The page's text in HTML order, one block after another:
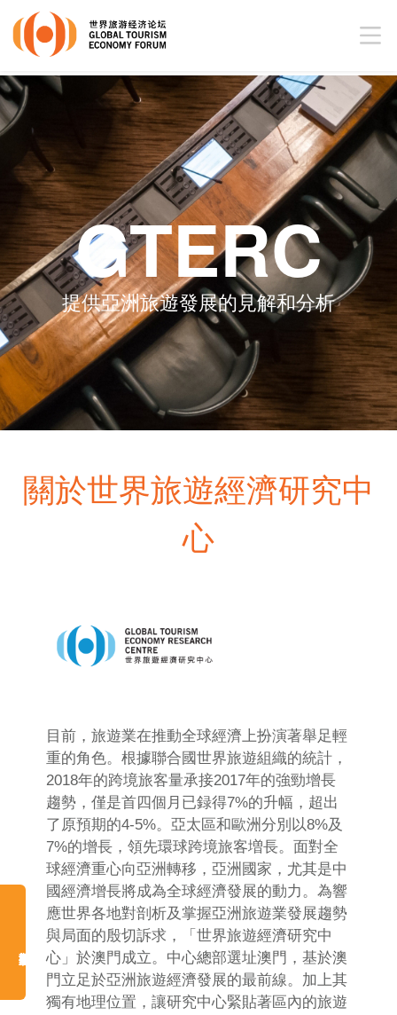
GTERC
提供亞洲旅遊發展的見解和分析
關於世界旅遊經濟研究中
心
目前，旅遊業在推動全球經濟上扮演著舉足輕
重的角色。根據聯合國世界旅遊組織的統計，
2018年的跨境旅客量承接2017年的強勁增長
趨勢，僅是首四個月已録得7%的升幅，超出
了原預期的4-5%。亞太區和歐洲分別以8%及
7%的增長，領先環球跨境旅客増長。面對全
球經濟重心向亞洲轉移，亞洲國家，尤其是中
國經濟增長將成為全球經濟發展的動力。為響
應世界各地對剖析及掌握亞洲旅遊業發展趨勢
與局面的殷切訴求，「世界旅遊經濟研究中
心」於澳門成立。中心總部選址澳門，基於澳
門立足於亞洲旅遊經濟發展的最前線。加上其
獨有地理位置，讓研究中心緊貼著區內的旅遊